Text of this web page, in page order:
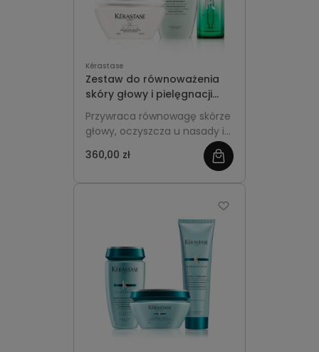
siwych.
Kérastase
Zestaw do równoważenia
skóry głowy i pielęgnacji
długości - Kérastase
Spécifique
Przywraca równowagę skórze
głowy, oczyszcza u nasady i
nawilża długości, redukując
przetłuszczanie oraz uczucie
360,00 zł
zobacz
więcej